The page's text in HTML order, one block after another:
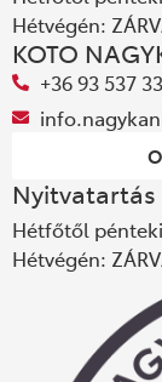
Hétvégén:
KOTO
+36 93 537
Nyitvatartás
Hétfőtől
Hétvégén: